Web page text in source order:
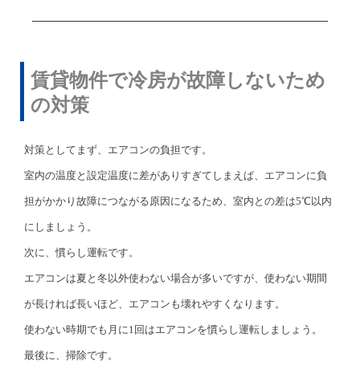
賃貸物件で冷房が故障しないため
の対策
対策としてまず、エアコンの負担です。
室内の温度と設定温度に差がありすぎてしまえば、エアコンに負
担がかかり故障につながる原因になるため、室内との差は5℃以内
にしましょう。
次に、慣らし運転です。
エアコンは夏と冬以外使わない場合が多いですが、使わない期間
が長ければ長いほど、エアコンも壊れやすくなります。
使わない時期でも月に1回はエアコンを慣らし運転しましょう。
最後に、掃除です。